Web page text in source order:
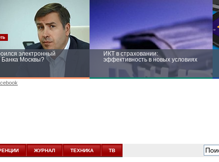
электронный
Банка Москвы?
ИКТ в страховании:
эффективность в новых условиях
новых условиях
ЖУРНАЛ ТЕХНИКА ТВ